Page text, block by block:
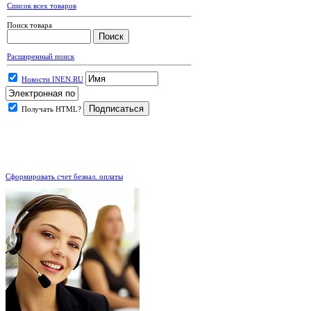
Список всех товаров
Поиск товара
Расширенный поиск
Новости INEN.RU
Получать HTML?
Сформировать счет безнал. оплаты